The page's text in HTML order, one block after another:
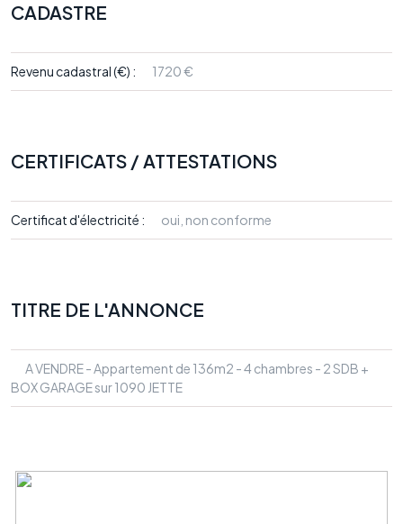
CADASTRE
Revenu cadastral (€) : 1720 €
CERTIFICATS / ATTESTATIONS
Certificat d'électricité : oui, non conforme
TITRE DE L'ANNONCE
A VENDRE - Appartement de 136m2 - 4 chambres - 2 SDB +
BOX GARAGE sur 1090 JETTE